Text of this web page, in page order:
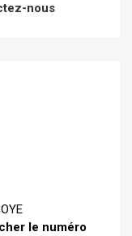
nous
le numéro